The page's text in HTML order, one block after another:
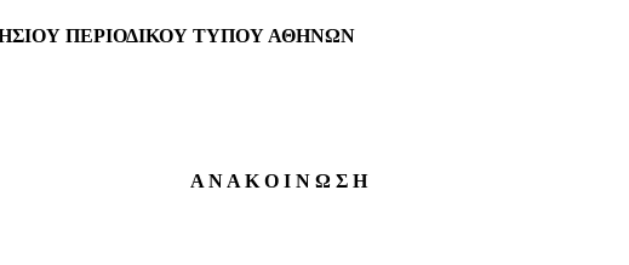
ΠΕΡΙΟΔΙΚΟΥ ΤΥΠΟΥ ΑΘΗΝΩΝ
Α Ν Α Κ Ο Ι Ν Ω Σ Η